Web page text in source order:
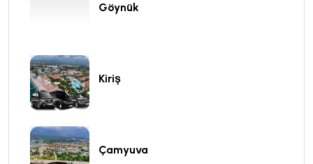
Göynük
Kiriş
Çamyuva